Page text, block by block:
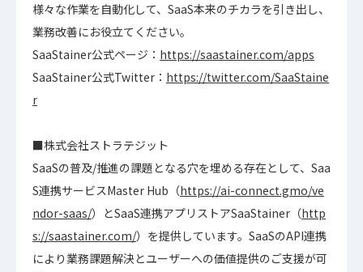
様々な作業を自動化して、SaaS本来のチカラを引き出し、
業務改善にお役立てください。
SaaStainer公式ページ： https://saastainer.com/apps
SaaStainer公式Twitter： https://twitter.com/SaaStaine
r
■株式会社ストラテジット
SaaSの普及/推進の課題となる穴を埋める存在として、Saa
S連携サービスMaster Hub（https://ai-connect.gmo/ve
ndor-saas/）とSaaS連携アプリストアSaaStainer（http
s://saastainer.com/）を提供しています。SaaSのAPI連携
により業務課題解決とユーザーへの価値提供のご支援が可